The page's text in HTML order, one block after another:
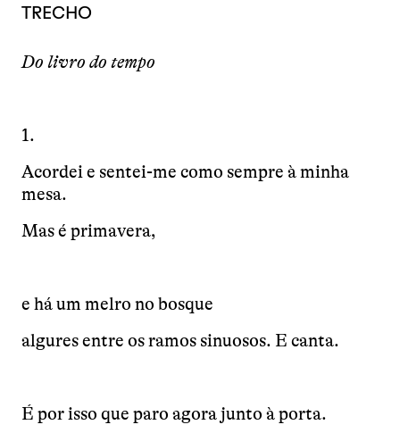
TRECHO
Do livro do tempo
1.
Acordei e sentei-me como sempre à minha
mesa.
Mas é primavera,
e há um melro no bosque
algures entre os ramos sinuosos. E canta.
É por isso que paro agora junto à porta.